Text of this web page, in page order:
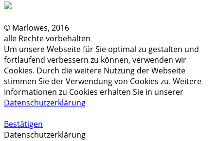
© Marlowes, 2016
alle Rechte vorbehalten
Um unsere Webseite für Sie optimal zu gestalten und
fortlaufend verbessern zu können, verwenden wir
Cookies. Durch die weitere Nutzung der Webseite
stimmen Sie der Verwendung von Cookies zu. Weitere
Informationen zu Cookies erhalten Sie in unserer
Datenschutzerklärung
Bestätigen
Datenschutzerklärung